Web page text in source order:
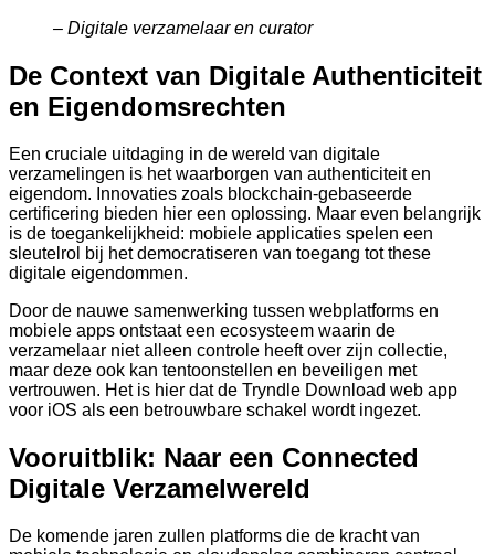
– Digitale verzamelaar en curator
De Context van Digitale Authenticiteit
en Eigendomsrechten
Een cruciale uitdaging in de wereld van digitale
verzamelingen is het waarborgen van authenticiteit en
eigendom. Innovaties zoals blockchain-gebaseerde
certificering bieden hier een oplossing. Maar even belangrijk
is de toegankelijkheid: mobiele applicaties spelen een
sleutelrol bij het democratiseren van toegang tot these
digitale eigendommen.
Door de nauwe samenwerking tussen webplatforms en
mobiele apps ontstaat een ecosysteem waarin de
verzamelaar niet alleen controle heeft over zijn collectie,
maar deze ook kan tentoonstellen en beveiligen met
vertrouwen. Het is hier dat de Tryndle Download web app
voor iOS als een betrouwbare schakel wordt ingezet.
Vooruitblik: Naar een Connected
Digitale Verzamelwereld
De komende jaren zullen platforms die de kracht van